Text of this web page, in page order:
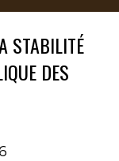
STABILITÉ
DES